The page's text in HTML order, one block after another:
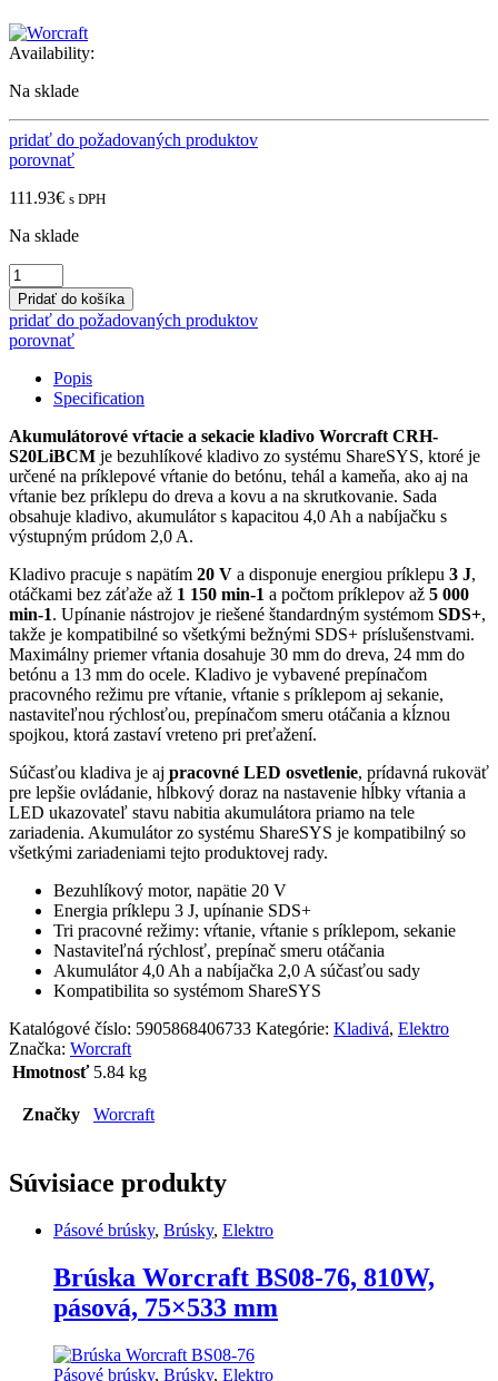
Availability:
Na sklade
pridať do požadovaných produktov
porovnať
111.93€ s DPH
Na sklade
Kladivo
Worcraft
CRH-
S20LiBCM,
20V,
ShareSYS,
SDS+,
bezuhlíkové,
set
v
kufríku
quantity
Pridať do košíka
pridať do požadovaných produktov
porovnať
Popis
Specification
Akumulátorové vŕtacie a sekacie kladivo Worcraft CRH-
S20LiBCM je bezuhlíkové kladivo zo systému ShareSYS, ktoré je
určené na príklepové vŕtanie do betónu, tehál a kameňa, ako aj na
vŕtanie bez príklepu do dreva a kovu a na skrutkovanie. Sada
obsahuje kladivo, akumulátor s kapacitou 4,0 Ah a nabíjačku s
výstupným prúdom 2,0 A.
Kladivo pracuje s napätím 20 V a disponuje energiou príklepu 3 J,
otáčkami bez záťaže až 1 150 min-1 a počtom príklepov až 5 000
min-1. Upínanie nástrojov je riešené štandardným systémom SDS+,
takže je kompatibilné so všetkými bežnými SDS+ príslušenstvami.
Maximálny priemer vŕtania dosahuje 30 mm do dreva, 24 mm do
betónu a 13 mm do ocele. Kladivo je vybavené prepínačom
pracovného režimu pre vŕtanie, vŕtanie s príklepom aj sekanie,
nastaviteľnou rýchlosťou, prepínačom smeru otáčania a kĺznou
spojkou, ktorá zastaví vreteno pri preťažení.
Súčasťou kladiva je aj pracovné LED osvetlenie, prídavná rukoväť
pre lepšie ovládanie, hĺbkový doraz na nastavenie hĺbky vŕtania a
LED ukazovateľ stavu nabitia akumulátora priamo na tele
zariadenia. Akumulátor zo systému ShareSYS je kompatibilný so
všetkými zariadeniami tejto produktovej rady.
Bezuhlíkový motor, napätie 20 V
Energia príklepu 3 J, upínanie SDS+
Tri pracovné režimy: vŕtanie, vŕtanie s príklepom, sekanie
Nastaviteľná rýchlosť, prepínač smeru otáčania
Akumulátor 4,0 Ah a nabíjačka 2,0 A súčasťou sady
Kompatibilita so systémom ShareSYS
Katalógové číslo: 5905868406733 Kategórie: Kladivá, Elektro
Značka: Worcraft
Hmotnosť 5.84 kg
Značky Worcraft
Súvisiace produkty
Pásové brúsky, Brúsky, Elektro
Brúska Worcraft BS08-76, 810W,
pásová, 75×533 mm
Pásové brúsky, Brúsky, Elektro